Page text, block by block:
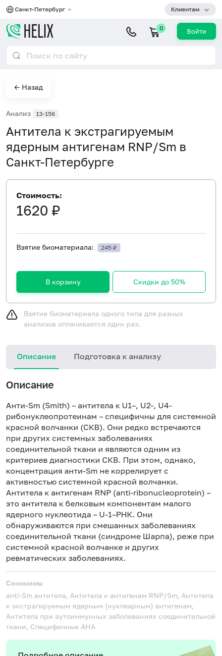
Санкт-Петербург Клиентам
0 Войти
← Назад
Анализ 13-156
Антитела к экстрагируемым
ядерным антигенам RNP/Sm в
Санкт-Петербурге
Стоимость:
1620 ₽
Взятие биоматериала: 245 ₽
В корзину Скидки до 50%
Взятие биоматериала одного типа для разных
анализов оплачивается один раз.
Описание Подготовка к анализу
Описание
Анти-Sm (Smith) – антитела к U1–, U2-, U4-
рибонуклеопротеинам – специфичны для системной
красной волчанки (СКВ). Они редко встречаются
при других системных заболеваниях
соединительной ткани и являются одним из
критериев диагностики СКВ. При этом, однако,
концентрация анти-Sm не коррелирует с
активностью системной красной волчанки.
Антитела к антигенам RNP (anti-ribonucleoprotein) –
это антитела к белковым компонентам малого
ядерного нуклеотида – U-1–РНК. Они
обнаруживаются при смешанных заболеваниях
соединительной ткани (синдроме Шарпа), реже при
системной красной волчанке и других
ревматических заболеваниях.
Синонимы
anti-Sm антитела, Антитела к антигенам RNP/Sm, Антитела
к экстрагируемым ядерным (нуклеарным) антигенам,
Антитела при аутоиммунных заболеваниях соединительной
ткани, Специфичные АНА